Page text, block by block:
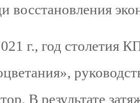
восстановления
г., год столетия
В результате